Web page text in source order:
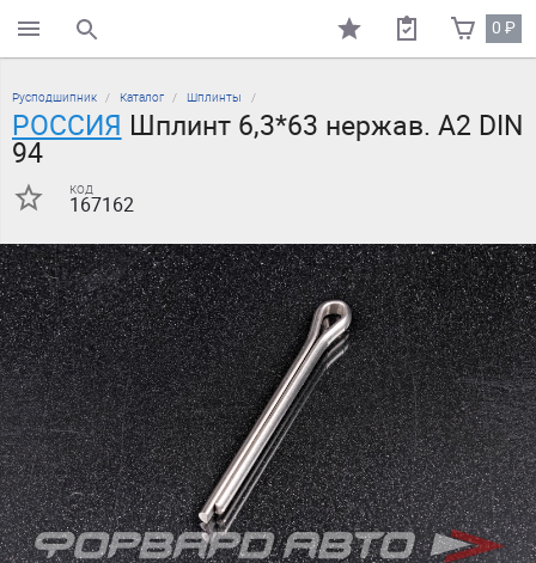
поиск по каталогу 0₽
Русподшипник Каталог Шплинты
РОССИЯ Шплинт 6,3*63 нержав. А2 DIN
94
код
167162